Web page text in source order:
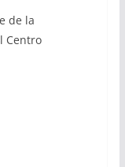
de la
Centro